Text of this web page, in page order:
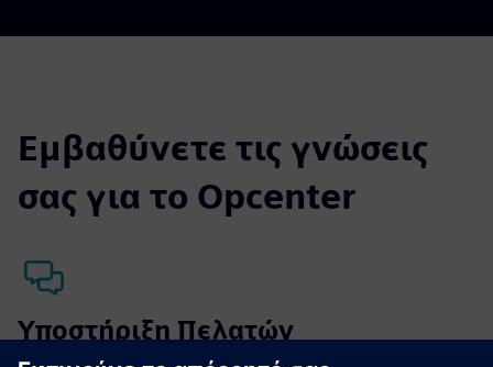
Εμβαθύνετε τις γνώσεις
σας για το Opcenter
Υποστήριξη Πελατών